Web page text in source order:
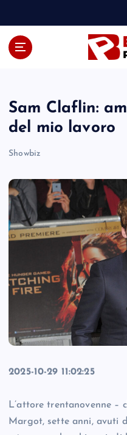
Sam Claflin:
del mio lavoro
Showbiz
2025-10-29 11:02:25
L’attore trentanovenne –
Margot, sette anni, avuti